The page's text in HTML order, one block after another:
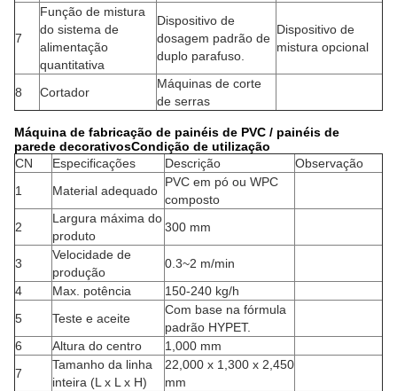
7
Função de mistura
do sistema de
alimentação
quantitativa
Dispositivo de
dosagem padrão de
duplo parafuso.
Dispositivo de
mistura opcional
8 Cortador
Máquinas de corte
de serras
Máquina de fabricação de painéis de PVC / painéis de
parede decorativosCondição de utilização
CN
Especificações Descrição
Observação
1
Material adequado
PVC em pó ou WPC
composto
2
Largura máxima do
produto
300 mm
3
Velocidade de
produção
0.3~2 m/min
4
Max. potência
150-240 kg/h
5
Teste e aceite
Com base na fórmula
padrão HYPET.
6
Altura do centro
1,000 mm
7
Tamanho da linha
inteira (L x L x H)
22,000 x 1,300 x 2,450
mm